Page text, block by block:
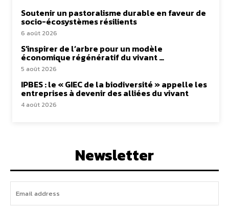
Soutenir un pastoralisme durable en faveur de
socio-écosystèmes résilients
6 août 2026
S’inspirer de l’arbre pour un modèle
économique régénératif du vivant …
5 août 2026
IPBES : le « GIEC de la biodiversité » appelle les
entreprises à devenir des alliées du vivant
4 août 2026
Newsletter